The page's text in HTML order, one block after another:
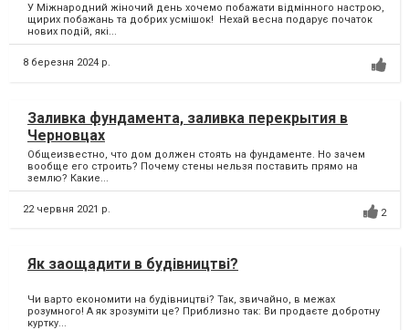
У Міжнародний жіночий день хочемо побажати відмінного настрою,
щирих побажань та добрих усмішок! Нехай весна подарує початок
нових подій, які...
8 березня 2024 р.
Заливка фундамента, заливка перекрытия в
Черновцах
Общеизвестно, что дом должен стоять на фундаменте. Но зачем
вообще его строить? Почему стены нельзя поставить прямо на
землю? Какие...
22 червня 2021 р. 2
Як заощадити в будівництві?
Чи варто економити на будівництві? Так, звичайно, в межах
розумного! А як зрозуміти це? Приблизно так: Ви продаєте добротну
куртку...